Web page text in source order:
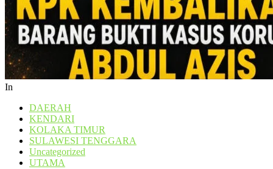
In
DAERAH
KENDARI
KOLAKA TIMUR
SULAWESI TENGGARA
Uncategorized
UTAMA